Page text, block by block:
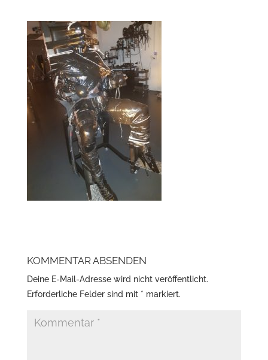
KOMMENTAR ABSENDEN
Deine E-Mail-Adresse wird nicht veröffentlicht.
Erforderliche Felder sind mit * markiert.